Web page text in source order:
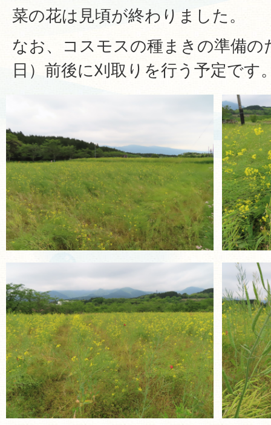
菜の花は見頃が終わりました。
なお、コスモスの種まきの準備の
日）前後に刈取りを行う予定です